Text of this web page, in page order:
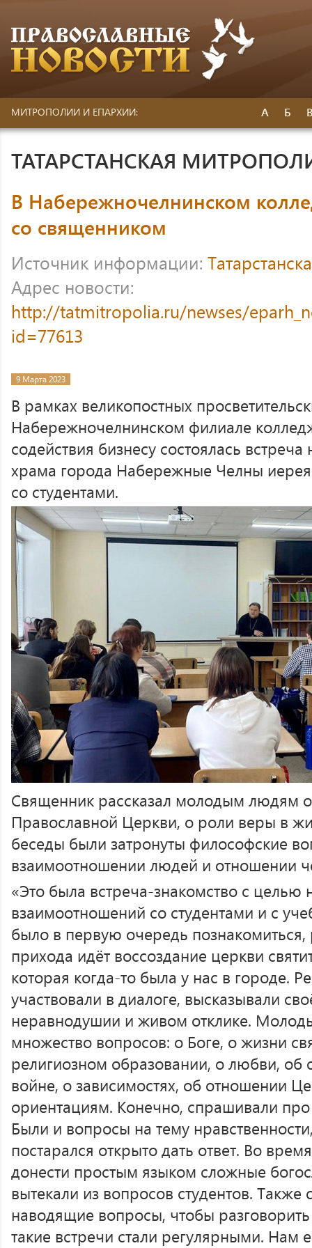
МИТРОПОЛИИ И ЕПАРХИИ: А Б
ТАТАРСТАНСКАЯ
В Набережночелнинском
со священником
Источник информации:
Адрес новости:
http://tatmitropolia.ru/newses/
id=77613
9 Марта 2023
В рамках великопостных
Набережночелнинском филиале
содействия бизнесу состоялась встреча
храма города Набережные Челны
со студентами.
Священник рассказал молодым людям
Православной Церкви, о роли веры в
беседы были затронуты философские
взаимоотношении людей и отношении
«Это была встреча-знакомство с целью
взаимоотношений со студентами и с
было в первую очередь познакомиться,
прихода идёт воссоздание церкви
которая когда-то была у нас в городе.
участвовали в диалоге, высказывали
неравнодушии и живом отклике.
множество вопросов: о Боге, о жизни
религиозном образовании, о любви, об
войне, о зависимостях, об отношении
ориентациям. Конечно, спрашивали
Были и вопросы на тему
постарался открыто дать ответ. Во
донести простым языком сложные
вытекали из вопросов студентов. Также
наводящие вопросы, чтобы
такие встречи стали регулярными. Нам